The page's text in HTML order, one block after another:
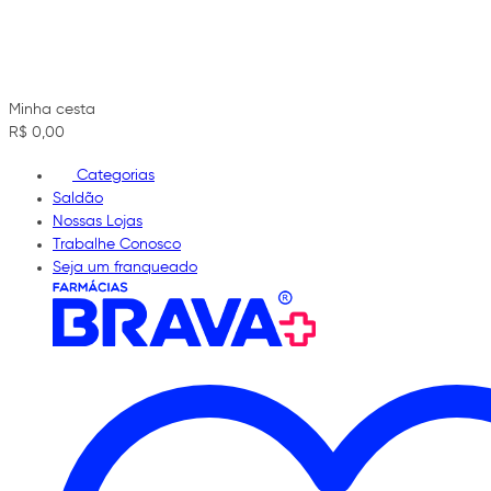
Minha cesta
R$ 0,00
Categorias
Saldão
Nossas Lojas
Trabalhe Conosco
Seja um franqueado